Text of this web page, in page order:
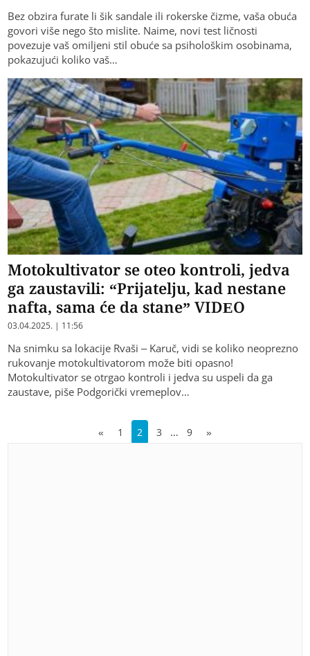
Bez obzira furate li šik sandale ili rokerske čizme, vaša obuća
govori više nego što mislite. Naime, novi test ličnosti
povezuje vaš omiljeni stil obuće sa psihološkim osobinama,
pokazujući koliko vaš…
Motokultivator se oteo kontroli, jedva
ga zaustavili: “Prijatelju, kad nestane
nafta, sama će da stane” VIDEO
03.04.2025. | 11:56
Na snimku sa lokacije Rvaši – Karuč, vidi se koliko neoprezno
rukovanje motokultivatorom može biti opasno!
Motokultivator se otrgao kontroli i jedva su uspeli da ga
zaustave, piše Podgorički vremeplov…
« 1 2 3 … 9 »